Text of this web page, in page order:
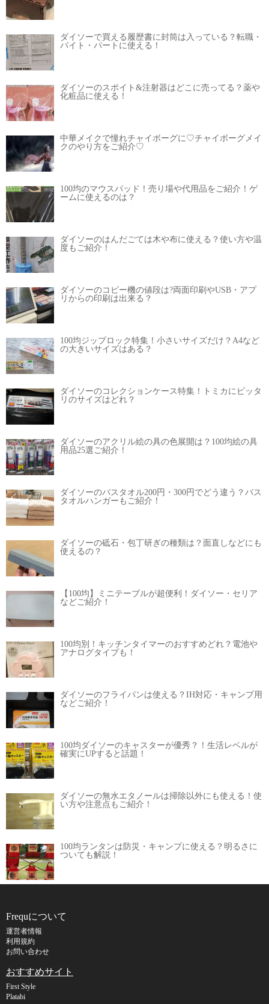
ダイソーで買える履歴書に封筒は入っている？転職・
バイト・パートに使える！
ダイソーのスポイト&注射器はどこに売ってる？薬や
化粧品に使える！
中華メイクで憧れチャイボーグに♡チャイボーグメイ
クのやり方をご紹介♡
100均のマウスパッド！売り場や代用品をご紹介！ゲ
ームに使えるのは？
ダイソーのはんだごては木や布に使える？使い方や温
度もご紹介！
ダイソーのコピー機の値段は?両面印刷やUSB・アプ
リからの印刷は出来る？
100均ジップロック特集！小さいサイズだけ？A4など
の大きいサイズはある？
ダイソーのコレクションケース特集！トミカにピッタ
リのサイズはどれ？
ダイソーのアクリル絵の具の色展開は？100均絵の具
用品25選ご紹介！
ダイソーのバスタオル200円・300円でどう違う？バス
タオルハンガーもご紹介！
ダイソーの砥石・包丁研ぎの種類は？面直しなどにも
使えるの？
【100均】ミニテーブルが超便利！ダイソー・セリア
などご紹介！
100均別！キッチンタイマーのおすすめどれ？電池や
アナログタイプも！
ダイソーのフライパンは使える？IH対応・キャンプ用
などご紹介！
100均ダイソーのキャスターが優秀？！生活レベルが
確実にUPすると話題！
ダイソーの無水エタノールは掃除以外にも使える！使
い方や注意点もご紹介！
100均ランタンは防災・キャンプに使える？明るさに
ついても解説！
Frequについて
運営者情報
利用規約
お問い合わせ
おすすめサイト
First Style
Platabi